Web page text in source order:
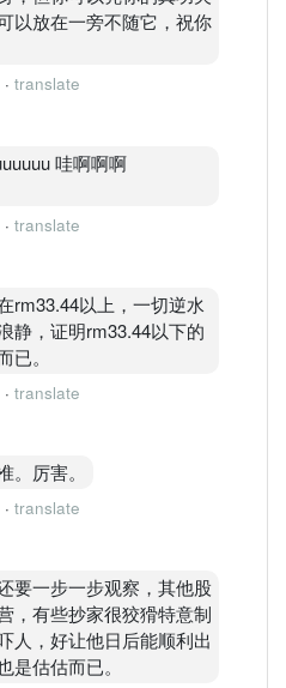
以放在一旁不随它，祝你
· translate
哇啊啊啊
· translate
rm33.44以上，一切逆水
静，证明rm33.44以下的
。
· translate
。厉害。
· translate
要一步一步观察，其他股
，有些抄家很狡猾特意制
人，好让他日后能顺利出
是估估而已。